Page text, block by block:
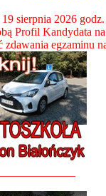
sierpnia 2026
Profil Kandydata
egzaminu